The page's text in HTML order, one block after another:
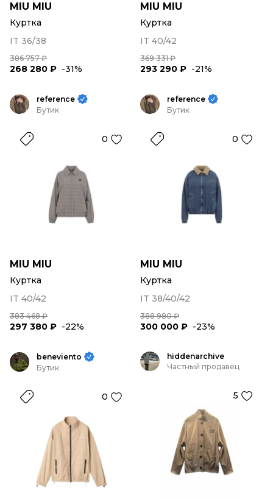
MIU MIU
Куртка
IT 36/38
386 757 ₽
268 280 ₽ -31%
MIU MIU
Куртка
IT 40/42
369 331 ₽
293 290 ₽ -21%
reference
Бутик
0
MIU MIU
Куртка
IT 40/42
383 468 ₽
297 380 ₽ -22%
reference
Бутик
0
MIU MIU
Куртка
IT 38/40/42
388 980 ₽
300 000 ₽ -23%
beneviento
Бутик
0
hiddenarchive
Частный продавец
5